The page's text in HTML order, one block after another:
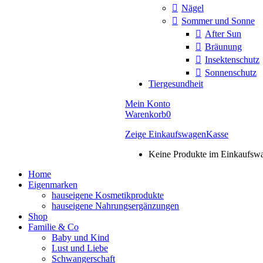
Nägel
Sommer und Sonne
After Sun
Bräunung
Insektenschutz
Sonnenschutz
Tiergesundheit
Mein Konto
Warenkorb0
Zeige EinkaufswagenKasse
Keine Produkte im
Home
Eigenmarken
hauseigene Kosmetikprodukte
hauseigene Nahrungsergänzungen
Shop
Familie & Co
Baby und Kind
Lust und Liebe
Schwangerschaft